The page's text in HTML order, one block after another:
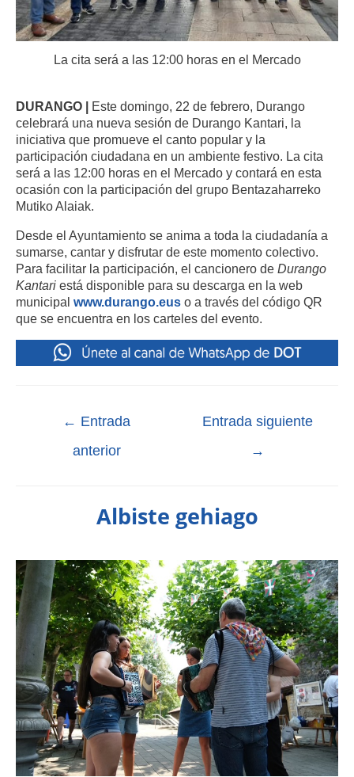
La cita será a las 12:00 horas en el Mercado
DURANGO | Este domingo, 22 de febrero, Durango
celebrará una nueva sesión de Durango Kantari, la
iniciativa que promueve el canto popular y la
participación ciudadana en un ambiente festivo. La cita
será a las 12:00 horas en el Mercado y contará en esta
ocasión con la participación del grupo Bentazaharreko
Mutiko Alaiak.
Desde el Ayuntamiento se anima a toda la ciudadanía a
sumarse, cantar y disfrutar de este momento colectivo.
Para facilitar la participación, el cancionero de Durango
Kantari está disponible para su descarga en la web
municipal www.durango.eus o a través del código QR
que se encuentra en los carteles del evento.
← Entrada
anterior
Entrada siguiente
→
Albiste gehiago